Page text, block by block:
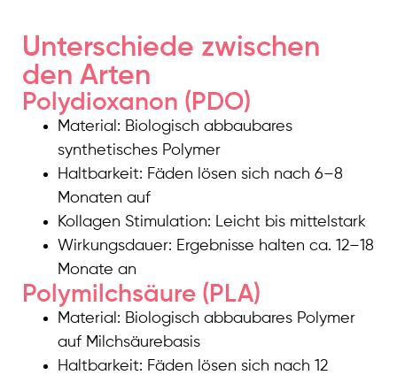
Unterschiede zwischen
den Arten
Polydioxanon (PDO)
Material: Biologisch abbaubares
synthetisches Polymer
Haltbarkeit: Fäden lösen sich nach 6–8
Monaten auf
Kollagen Stimulation: Leicht bis mittelstark
Wirkungsdauer: Ergebnisse halten ca. 12–18
Monate an
Polymilchsäure (PLA)
Material: Biologisch abbaubares Polymer
auf Milchsäurebasis
Haltbarkeit: Fäden lösen sich nach 12